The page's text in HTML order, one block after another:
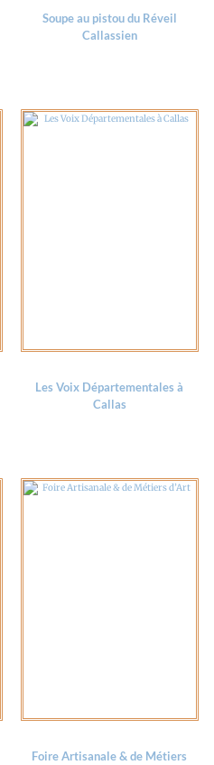
Soupe au pistou du Réveil
Callassien
Les Voix Départementales à
Callas
Foire Artisanale & de Métiers